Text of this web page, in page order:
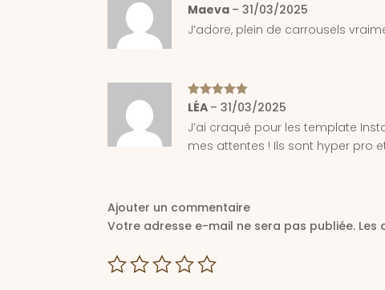
Note5sur
Maeva – 31/03/2025
J’adore, plein de carrousels
Note5sur
LÉA – 31/03/2025
J’ai craqué pour les template
mes attentes ! Ils sont hyper pro
Ajouter un commentaire
Votre adresse e-mail ne sera pas publiée. Les